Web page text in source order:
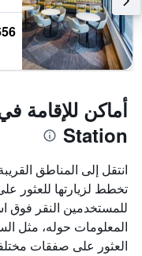
Station
تخطط لزيارتها للعثور
للمستخدمين النقر فوق
المعلومات حوله، مثل
العثور على صفقات